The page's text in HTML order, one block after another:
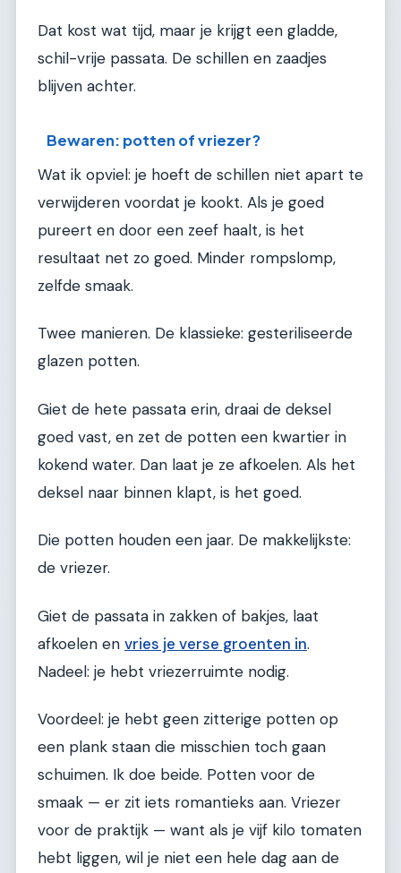
Dat kost wat tijd, maar je krijgt een gladde,
schil-vrije passata. De schillen en zaadjes
blijven achter.
Bewaren: potten of vriezer?
Wat ik opviel: je hoeft de schillen niet apart te
verwijderen voordat je kookt. Als je goed
pureert en door een zeef haalt, is het
resultaat net zo goed. Minder rompslomp,
zelfde smaak.
Twee manieren. De klassieke: gesteriliseerde
glazen potten.
Giet de hete passata erin, draai de deksel
goed vast, en zet de potten een kwartier in
kokend water. Dan laat je ze afkoelen. Als het
deksel naar binnen klapt, is het goed.
Die potten houden een jaar. De makkelijkste:
de vriezer.
Giet de passata in zakken of bakjes, laat
afkoelen en vries je verse groenten in.
Nadeel: je hebt vriezerruimte nodig.
Voordeel: je hebt geen zitterige potten op
een plank staan die misschien toch gaan
schuimen. Ik doe beide. Potten voor de
smaak — er zit iets romantieks aan. Vriezer
voor de praktijk — want als je vijf kilo tomaten
hebt liggen, wil je niet een hele dag aan de